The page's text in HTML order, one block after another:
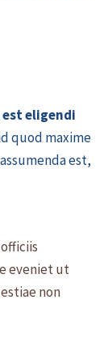
eligendi
quod maxime
est,
eveniet ut
non